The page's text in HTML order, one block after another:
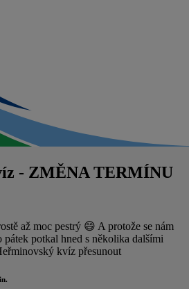
- ZMĚNA TERMÍNU
až moc pestrý 😄 A protože se nám
potkal hned s několika dalšími
kvíz přesunout